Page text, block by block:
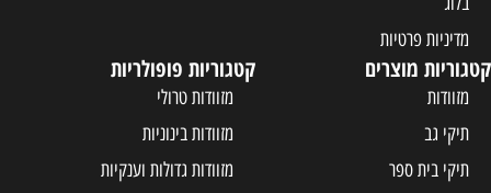
מדיניות פרטיות
קטגוריות מוצרים
מזוודות
תיקי גב
תיקי בית ספר
קטגוריות פופולריות
מזוודות טרולי
מזוודות בינוניות
מזוודות גדולות וענקיות